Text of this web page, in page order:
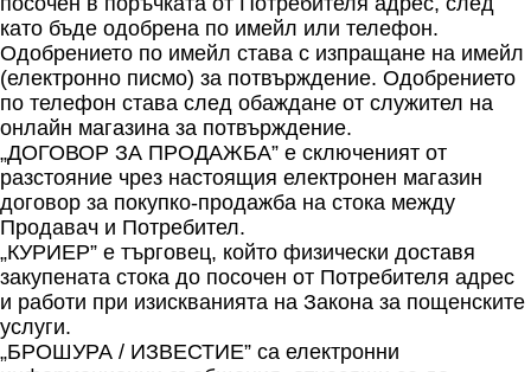
като бъде одобрена по имейл или телефон.
Одобрението по имейл става с изпращане на имейл
(електронно писмо) за потвърждение. Одобрението
по телефон става след обаждане от служител на
онлайн магазина за потвърждение.
„ДОГОВОР ЗА ПРОДАЖБА” е сключеният от
разстояние чрез настоящия електронен магазин
договор за покупко-продажба на стока между
Продавач и Потребител.
„КУРИЕР” е търговец, който физически доставя
закупената стока до посочен от Потребителя адрес
и работи при изискванията на Закона за пощенските
услуги.
„БРОШУРА / ИЗВЕСТИЕ” са електронни